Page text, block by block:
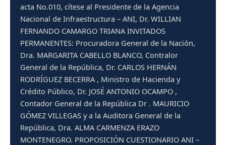
acta No.010, cítese al Presidente de la Agencia
Nacional de Infraestructura – ANI, Dr. WILLIAN
FERNANDO CAMARGO TRIANA INVITADOS
PERMANENTES: Procuradora General de la Nación,
Dra. MARGARITA CABELLO BLANCO, Contralor
General de la República, Dr. CARLOS HERNÁN
RODRÍGUEZ BECERRA , Ministro de Hacienda y
Crédito Público, Dr. JOSÉ ANTONIO OCAMPO ,
Contador General de la República Dr . MAURICIO
GÓMEZ VILLEGAS y a la Auditora General de la
República, Dra. ALMA CARMENZA ERAZO
MONTENEGRO. PROPOSICIÓN CUESTIONARIO ANI –